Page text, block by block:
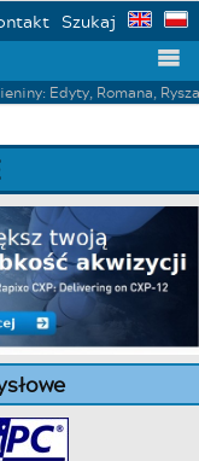
Szukaj
☰
Edyty, Romana,